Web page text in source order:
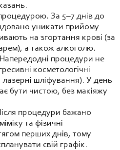
За 5–7 днів до
уникати прийому
на згортання крові (за
а також алкоголю.
процедури не
косметологічні
лазерні шліфування). У день
бути чистою, без макіяжу
процедури бажано
та фізичні
перших днів, тому
свій графік.